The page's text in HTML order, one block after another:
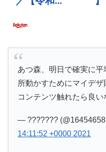
あつ森、明日で確実に
所動かすためにマイデ
コンテンツ触れたら良い
— ???????
14:11:52 +0000 2021